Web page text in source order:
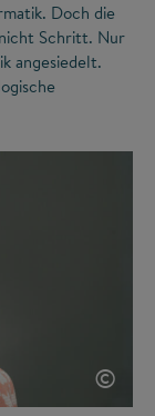
Doch die
Schritt. Nur
angesiedelt.
©